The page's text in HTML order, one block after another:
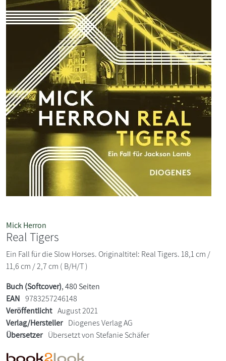
Mick Herron
Real Tigers
Ein Fall für die Slow Horses. Originaltitel: Real Tigers. 18,1 cm /
11,6 cm / 2,7 cm ( B/H/T )
Buch (Softcover), 480 Seiten
EAN 9783257246148
Veröffentlicht August 2021
Verlag/Hersteller Diogenes Verlag AG
Übersetzer Übersetzt von Stefanie Schäfer